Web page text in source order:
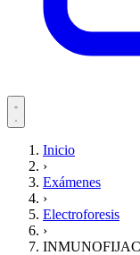
Servicios
Inicio
›
Exámenes
›
Electroforesis
›